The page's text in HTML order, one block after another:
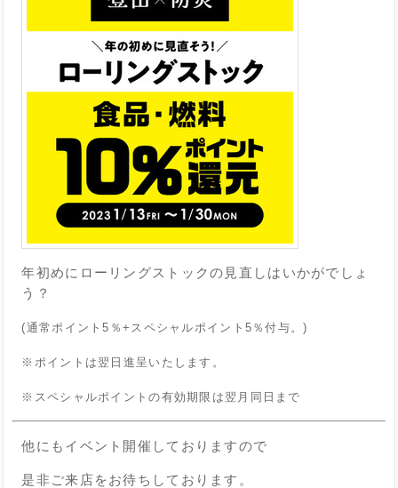
年初めにローリングストックの見直しはいかがでしょ
う？
(通常ポイント5％+スペシャルポイント5％付与。)
※ポイントは翌日進呈いたします。
※スペシャルポイントの有効期限は翌月同日まで
他にもイベント開催しておりますので
是非ご来店をお待ちしております。